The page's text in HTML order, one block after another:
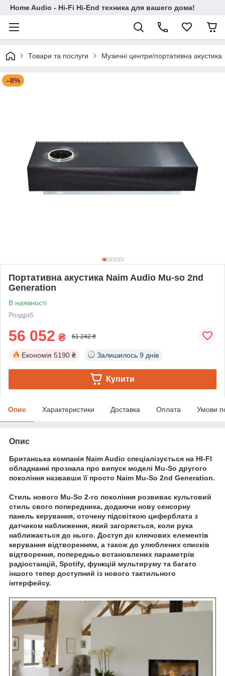
Home Audio - Hi-Fi Hi-End техника для вашего дома!
Товари та послуги Музичні центри/портативна акустика
–8%
Портативна акустика Naim Audio Mu-so 2nd
Generation
В наявності
Роздріб
56 052 ₴ 61 242 ₴
Економія 5190 ₴ Залишилось 9 днів
Купити
Опис Характеристики Доставка Оплата Умови
Опис
Британська компанія Naim Audio спеціалізується на HI-FI
обладнанні прознала про випуск моделі Mu-So другого
покоління назвавши її просто Naim Mu-So 2nd Generation.
Стиль нового Mu-So 2-го покоління розвиває культовий
стиль свого попередника, додаючи нову сенсорну
панель керування, оточену підсвіткою циферблата з
датчиком наближення, який загоряється, коли рука
наближається до нього. Доступ до ключових елементів
керування відтворенням, а також до улюблених списків
відтворення, попередньо встановлених параметрів
радіостанцій, Spotify, функцій мультируму та багато
іншого тепер доступний із нового тактильного
інтерфейсу.